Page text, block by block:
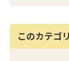
このカテゴ